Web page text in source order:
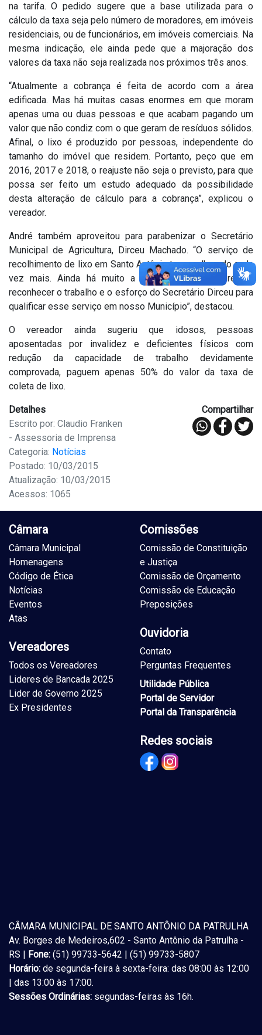
na tarifa. O pedido sugere que a base utilizada para o
cálculo da taxa seja pelo número de moradores, em imóveis
residenciais, ou de funcionários, em imóveis comerciais. Na
mesma indicação, ele ainda pede que a majoração dos
valores da taxa não seja realizada nos próximos três anos.
“Atualmente a cobrança é feita de acordo com a área
edificada. Mas há muitas casas enormes em que moram
apenas uma ou duas pessoas e que acabam pagando um
valor que não condiz com o que geram de resíduos sólidos.
Afinal, o lixo é produzido por pessoas, independente do
tamanho do imóvel que residem. Portanto, peço que em
2016, 2017 e 2018, o reajuste não seja o previsto, para que
possa ser feito um estudo adequado da possibilidade
desta alteração de cálculo para a cobrança”, explicou o
vereador.
André também aproveitou para parabenizar o Secretário
Municipal de Agricultura, Dirceu Machado. “O serviço de
recolhimento de lixo em Santo Antônio tem melhorado cada
vez mais. Ainda há muito a ser feito, mas é preciso
reconhecer o trabalho e o esforço do Secretário Dirceu para
qualificar esse serviço em nosso Município”, destacou.
O vereador ainda sugeriu que idosos, pessoas
aposentadas por invalidez e deficientes físicos com
redução da capacidade de trabalho devidamente
comprovada, paguem apenas 50% do valor da taxa de
coleta de lixo.
Detalhes
Escrito por: Claudio Franken
- Assessoria de Imprensa
Categoria: Notícias
Postado: 10/03/2015
Atualização: 10/03/2015
Acessos: 1065
Compartilhar
Câmara
Câmara Municipal
Homenagens
Código de Ética
Notícias
Eventos
Atas
Vereadores
Todos os Vereadores
Lideres de Bancada 2025
Lider de Governo 2025
Ex Presidentes
Comissões
Comissão de Constituição
e Justiça
Comissão de Orçamento
Comissão de Educação
Preposições
Ouvidoria
Contato
Perguntas Frequentes
Utilidade Pública
Portal de Servidor
Portal da Transparência
Redes sociais
CÂMARA MUNICIPAL DE SANTO ANTÔNIO DA PATRULHA
Av. Borges de Medeiros,602 - Santo Antônio da Patrulha -
RS |
Fone: (51) 99733-5642 | (51) 99733-5807
Horário: de segunda-feira à sexta-feira: das 08:00 às 12:00
| das 13:00 às 17:00.
Sessões Ordinárias: segundas-feiras às 16h.